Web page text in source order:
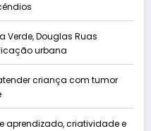
Verde, Douglas Ruas
urbana
criança com tumor
aprendizado, criatividade e